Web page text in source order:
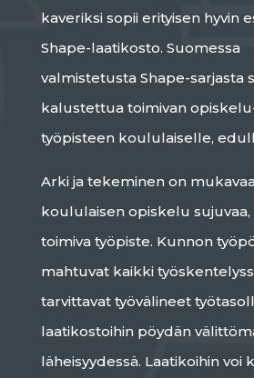
kaveriksi sopii erityisen hyvin
Shape-laatikosto. Suomessa
valmistetusta Shape-sarjasta
kalustettua toimivan
työpisteen koululaiselle,
Arki ja tekeminen on
koululaisen opiskelu
toimiva työpiste. Kunnon
mahtuvat kaikki
tarvittavat työvälineet
laatikostoihin pöydän
läheisyydessä. Laatikoihin voi